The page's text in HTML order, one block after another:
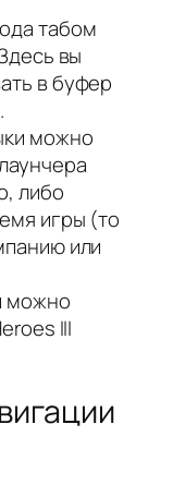
табом
вы
в буфер
можно
либо
игры (то
или
можно
III